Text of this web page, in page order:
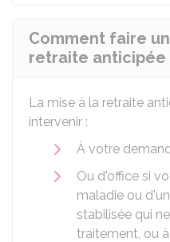
Comment faire
retraite anticipée
La mise à la retraite
intervenir :
À votre
Ou d'office si
maladie ou
stabilisée qui
traitement, ou